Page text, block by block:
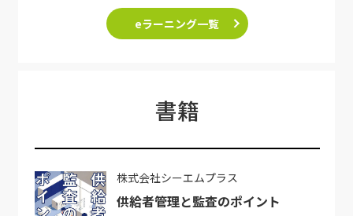
eラーニング一覧
書籍
株式会社シーエムプラス
供給者管理と監査のポイント